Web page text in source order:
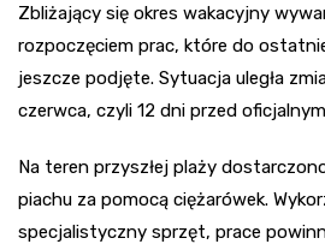
Zbliżający się okres wakacyjny
rozpoczęciem prac, które do
jeszcze podjęte. Sytuacja uległa
czerwca, czyli 12 dni przed
Na teren przyszłej plaży
piachu za pomocą ciężarówek.
specjalistyczny sprzęt, prace